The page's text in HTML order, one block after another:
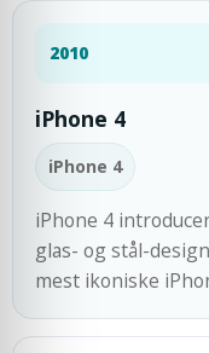
2010
iPhone 4
iPhone 4
iPhone 4
glas- og stål-
mest ikoniske